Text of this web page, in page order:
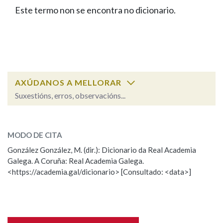
FIGURAS HOMENAXEADAS
PORTAL DAS PALABRAS
Facebook
TwitterYoutubeInstagram
Bluesky
BUSCAR NOS LEMAS
Remata por
BUSCAR NO CONTIDO
Nas definicións
Este termo non se encontra no dicionario.
AXÚDANOS A MELLORAR
Suxestións, erros, observacións...
Observación
Nome
MODO DE CITA
González González, M. (dir.): Dicionario da Real Academia
Galega. A Coruña: Real Academia Galega.
<https://academia.gal/dicionario> [Consultado: <data>]